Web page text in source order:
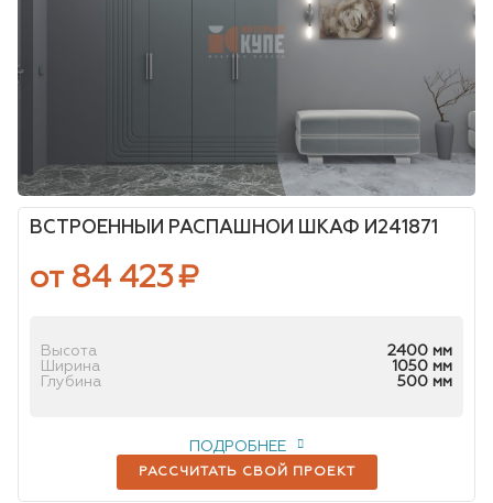
ВСТРОЕННЫЙ РАСПАШНОЙ ШКАФ И241871
от 84 423₽
Высота
2400 мм
Ширина
1050 мм
Глубина
500 мм
РАССЧИТАТЬ СВОЙ ПРОЕКТ
ПОДРОБНЕЕ